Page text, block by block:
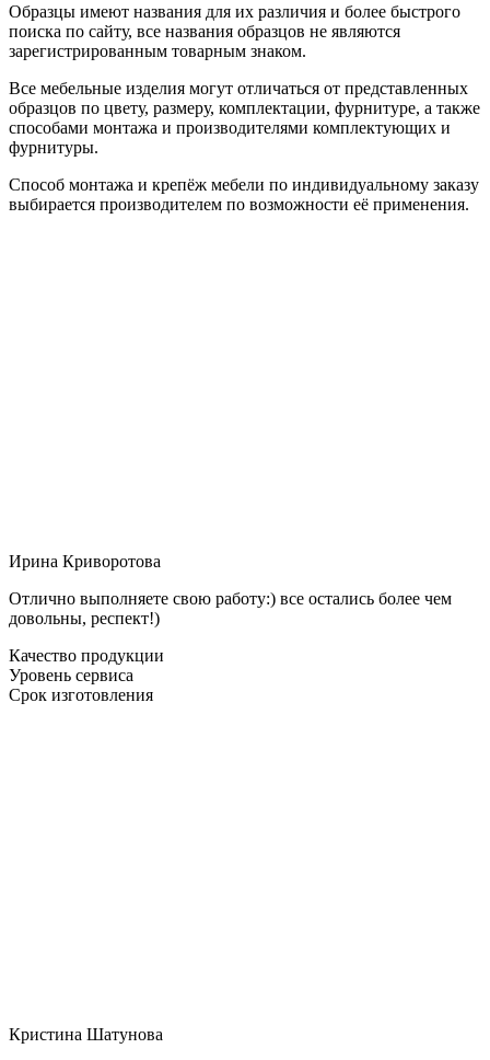
Образцы имеют названия для их различия и более быстрого
поиска по сайту, все названия образцов не являются
зарегистрированным товарным знаком.
Все мебельные изделия могут отличаться от представленных
образцов по цвету, размеру, комплектации, фурнитуре, а также
способами монтажа и производителями комплектующих и
фурнитуры.
Способ монтажа и крепёж мебели по индивидуальному заказу
выбирается производителем по возможности её применения.
Ирина Криворотова
Отлично выполняете свою работу:) все остались более чем
довольны, респект!)
Качество продукции
Уровень сервиса
Срок изготовления
Кристина Шатунова